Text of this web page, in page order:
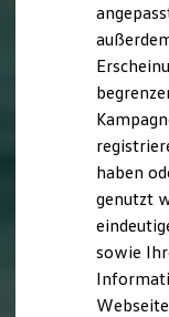
Original
Elektrisch &
Elektro -
haben
genutzt
sowie